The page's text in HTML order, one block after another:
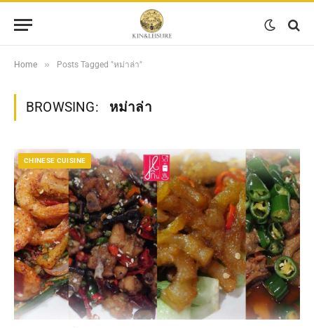
Home » Posts Tagged "หม่าล่า"
BROWSING: หม่าล่า
CHINESE CUISINE